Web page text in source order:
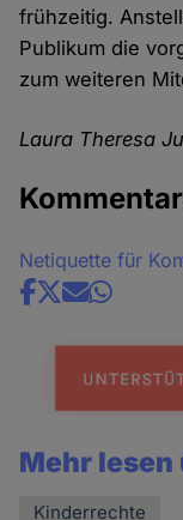
frühzeitig.
Publikum die
zum weiteren
Laura Theresa
Netiquette für
Share
news
Mehr lesen
Kinderrechte